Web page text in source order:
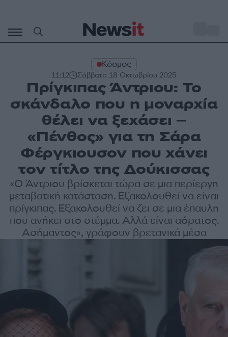
περιεχόμενο
Κόσμος
11:12 Σάββατο 18 Οκτωβρίου 2025
Πρίγκιπας Άντριου: Το
σκάνδαλο που η μοναρχία
θέλει να ξεχάσει –
«Πένθος» για τη Σάρα
Φέργκιουσον που χάνει
τον τίτλο της Δούκισσας
«Ο Άντριου βρίσκεται τώρα σε μια περίεργη
μεταβατική κατάσταση. Εξακολουθεί να είναι
πρίγκιπας. Εξακολουθεί να ζει σε μια έπαυλη
που ανήκει στο στέμμα. Αλλά είναι αόρατος.
Ασήμαντος», γράφουν βρετανικά μέσα